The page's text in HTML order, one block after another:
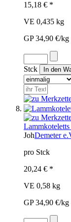
15,18 € *
VE 0,435 kg
GP 34,90 €/kg
Stck
JohDemeter
pro Stck
20,24 € *
VE 0,58 kg
GP 34,90 €/kg